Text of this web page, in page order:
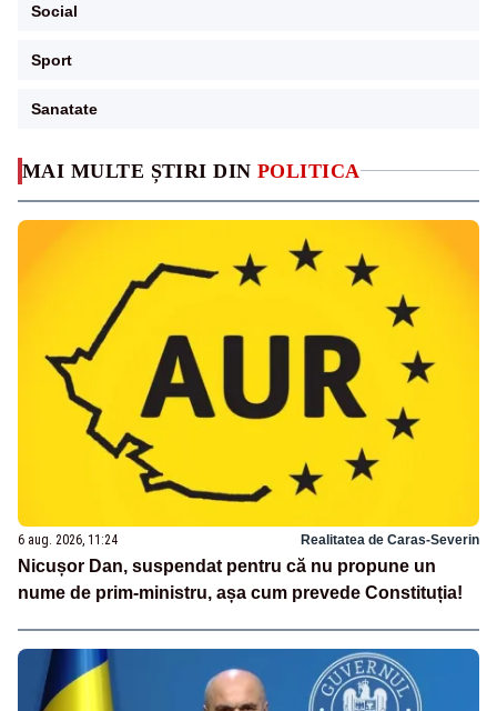
MAI MULTE ȘTIRI DIN POLITICA
6 aug. 2026, 11:24 Realitatea de Caras-Severin
Nicușor Dan, suspendat pentru că nu propune un
nume de prim-ministru, așa cum prevede Constituția!
Social
Sport
Sanatate